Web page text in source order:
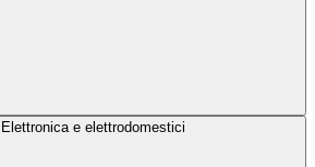
Elettronica e elettrodomestici